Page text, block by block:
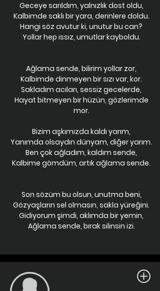
Geceye sarıldım, yalnızlık dost oldu,
Kalbimde saklı bir yara, derinlere doldu.
Hangi söz avutur ki, unutur bu can?
Yollar hep ıssız, umutlar kayboldu.
Ağlama sende, bilirim yollar zor,
Kalbimde dinmeyen bir sızı var, kor.
Sakladım acıları, sessiz gecelerde,
Hayat bitmeyen bir hüzün, gözlerimde
mor.
Bizim aşkımızda kaldı yarım,
Yanımda olsaydın dünyam, diğer yarım.
Ben çok ağladım, kaldım sende,
Kalbime gömdüm, artık ağlama sende.
Son sözüm bu olsun, unutma beni,
Gözyaşların sel olmasın, sakla yüreğini.
Gidiyorum şimdi, aklımda bir yemin,
Ağlama sende, bırak silinsin izi.